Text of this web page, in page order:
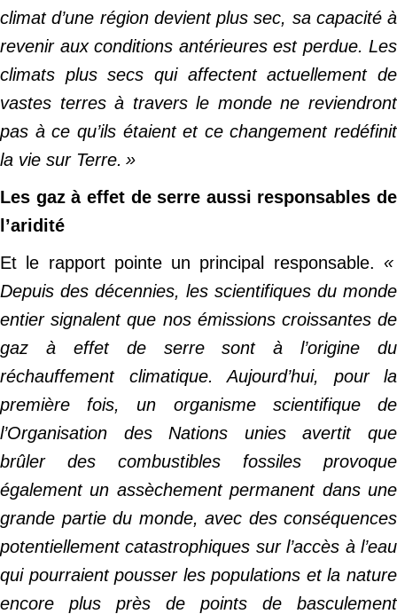
climatd’une région devient plus sec, sa capacité à
revenir aux conditions antérieures est perdue. Les
climats plus secs qui affectent actuellement de
vastes terres à travers le monde ne reviendront
pas à ce qu’ils étaient et ce changement redéfinit
la vie sur Terre. »
Les gaz à effet de serre aussi responsables de
l’aridité
Et le rapport pointe un principal responsable. «
Depuis des décennies, les scientifiques du monde
entier signalent que nos émissionscroissantes de
gaz à effet de serre sont à l’origine du
réchauffement climatique. Aujourd’hui, pour la
première fois, un organisme scientifique de
l’Organisation des Nations unies avertit que
brûler des combustibles fossiles provoque
également un assèchement permanent dans une
grande partie du monde, avec des conséquences
potentiellement catastrophiques sur l’accès à l’eau
qui pourraient pousser les populations et la nature
encore plus près de points de basculement